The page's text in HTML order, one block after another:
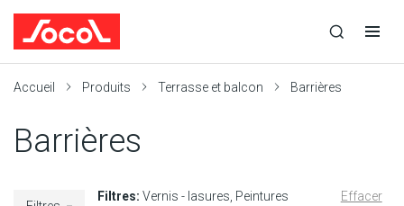
recherche
recherche
navigation
Accueil Produits Terrasse et balcon Barrières
Barrières
Filtres:Vernis - lasures Peintures
Effacer